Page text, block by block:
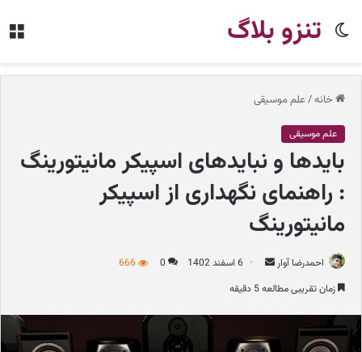
تنزو بلاگ
تغییر
خانه/ علم موسیقی
علم موسیقی
بایدها و نبایدهای اسپیکر مانیتورینگ
: راهنمای نگهداری از اسپیکر
مانیتورینگ
احمدرضا آوار
ل
6 اسفند 1402 0
666
زمان تقریبی مطالعه 5 دقیقه